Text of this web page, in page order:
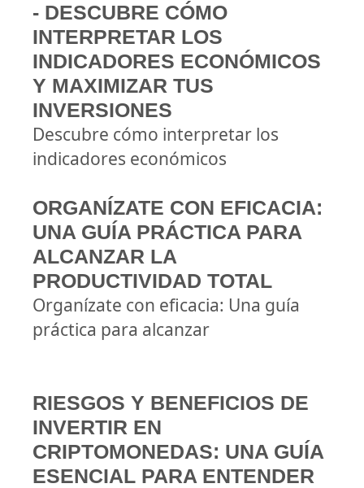
- DESCUBRE CÓMO
INTERPRETAR LOS
INDICADORES ECONÓMICOS
Y MAXIMIZAR TUS
INVERSIONES
Descubre cómo interpretar los
indicadores económicos
ORGANÍZATE CON EFICACIA:
UNA GUÍA PRÁCTICA PARA
ALCANZAR LA
PRODUCTIVIDAD TOTAL
Organízate con eficacia: Una guía
práctica para alcanzar
RIESGOS Y BENEFICIOS DE
INVERTIR EN
CRIPTOMONEDAS: UNA GUÍA
ESENCIAL PARA ENTENDER